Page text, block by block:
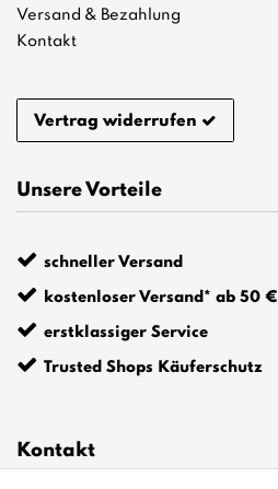
Versand & Bezahlung
Kontakt
Vertrag widerrufen
Unsere Vorteile
schneller Versand
kostenloser Versand* ab 50 €
erstklassiger Service
Trusted Shops Käuferschutz
Kontakt